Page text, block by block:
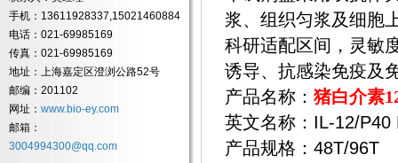
手机：13611928337,15021460884
电话：021-69985169
传真：021-69985169
地址：上海嘉定区澄浏公路52号
邮编：201102
网址： www.bio-ey.com
邮箱：
3004994300@qq.com
浆、组织匀浆及细胞
科研适配区间，灵敏
诱导、抗感染免疫及
产品名称： 猪白介素
英文名称：IL-12/P40
产品规格：48T/96T